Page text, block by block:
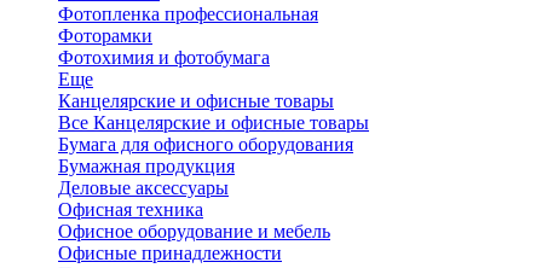
Фотопленка профессиональная
Фоторамки
Фотохимия и фотобумага
Еще
Канцелярские и офисные товары
Все Канцелярские и офисные товары
Бумага для офисного оборудования
Бумажная продукция
Деловые аксессуары
Офисная техника
Офисное оборудование и мебель
Офисные принадлежности